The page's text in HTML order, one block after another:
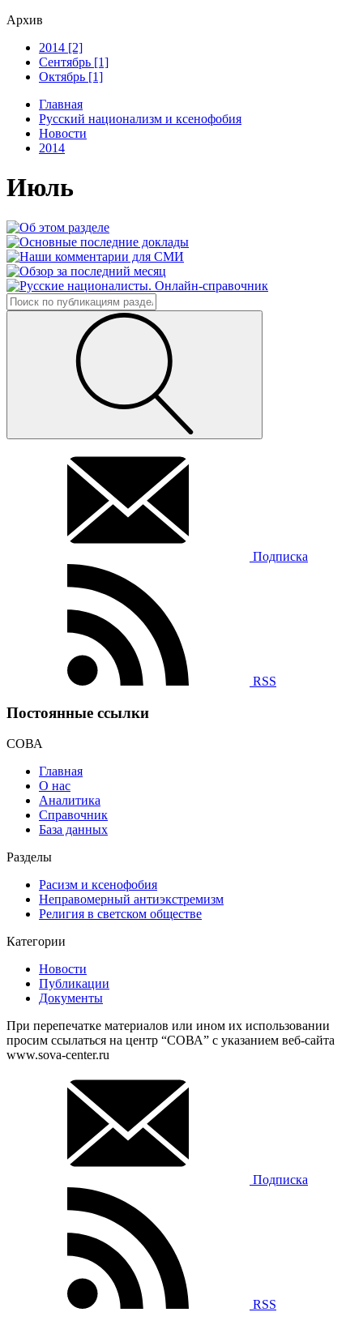
Архив
2014 [2]
Сентябрь [1]
Октябрь [1]
Главная
Русский национализм и ксенофобия
Новости
2014
Июль
Подписка
RSS
Постоянные ссылки
СОВА
Главная
О нас
Аналитика
Справочник
База данных
Разделы
Расизм и ксенофобия
Неправомерный антиэкстремизм
Религия в светском обществе
Категории
Новости
Публикации
Документы
При перепечатке материалов или ином их использовании
просим ссылаться на центр “СОВА” с указанием веб-сайта
www.sova-center.ru
Подписка
RSS